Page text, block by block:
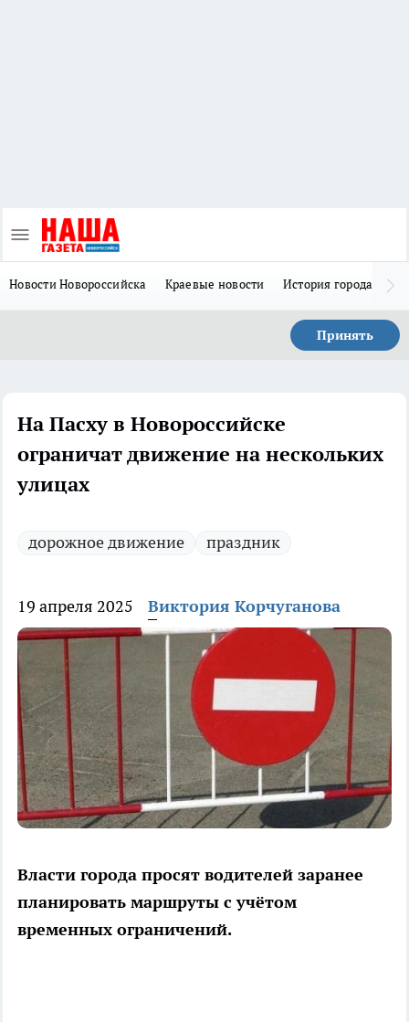
Новости Новороссийска Краевые новости История города Н
Принять
На Пасху в Новороссийске
ограничат движение на нескольких
улицах
дорожное движение праздник
19 апреля 2025 Виктория Корчуганова
Власти города просят водителей заранее
планировать маршруты с учётом
временных ограничений.